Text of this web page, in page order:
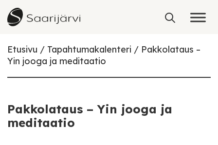
Skip to content
Etusivu Tapahtumakalenteri
Pakkolataus –
Yin jooga ja meditaatio
Pakkolataus – Yin jooga ja
meditaatio